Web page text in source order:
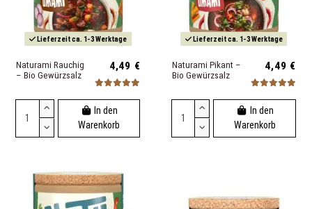
Lieferzeit ca. 1-3 Werktage
Naturami Rauchig
– Bio Gewürzsalz
4,49 €
In den
Warenkorb
Lieferzeit ca. 1-3 Werktage
Naturami Pikant –
Bio Gewürzsalz
4,49 €
In den
Warenkorb